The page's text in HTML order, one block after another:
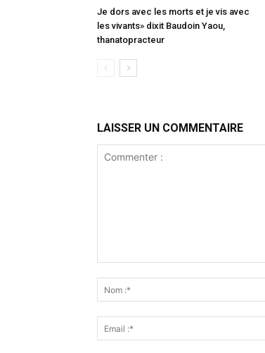
Je dors avec les morts et je vis avec
les vivants» dixit Baudoin Yaou,
thanatopracteur
LAISSER UN COMMENTAIRE